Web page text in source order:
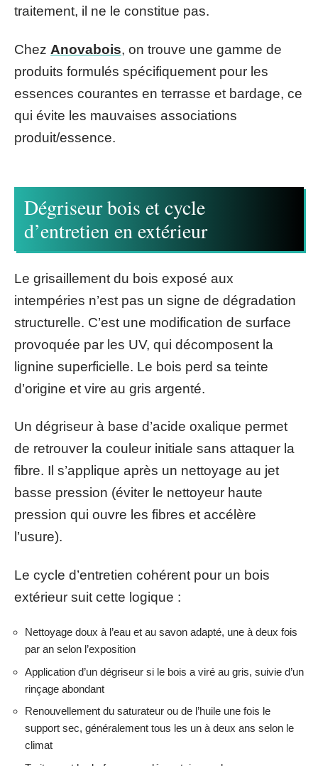
traitement, il ne le constitue pas.
Chez Anovabois, on trouve une gamme de
produits formulés spécifiquement pour les
essences courantes en terrasse et bardage, ce
qui évite les mauvaises associations
produit/essence.
Dégriseur bois et cycle
d’entretien en extérieur
Le grisaillement du bois exposé aux
intempéries n’est pas un signe de dégradation
structurelle. C’est une modification de surface
provoquée par les UV, qui décomposent la
lignine superficielle. Le bois perd sa teinte
d’origine et vire au gris argenté.
Un dégriseur à base d’acide oxalique permet
de retrouver la couleur initiale sans attaquer la
fibre. Il s’applique après un nettoyage au jet
basse pression (éviter le nettoyeur haute
pression qui ouvre les fibres et accélère
l’usure).
Le cycle d’entretien cohérent pour un bois
extérieur suit cette logique :
Nettoyage doux à l’eau et au savon adapté, une à deux fois
par an selon l’exposition
Application d’un dégriseur si le bois a viré au gris, suivie d’un
rinçage abondant
Renouvellement du saturateur ou de l’huile une fois le
support sec, généralement tous les un à deux ans selon le
climat